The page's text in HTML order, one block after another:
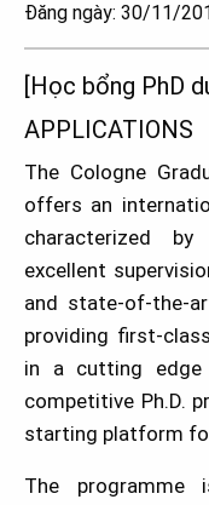
Đăng ngày: 30/11/
[Học bổng PhD
APPLICATIONS
The Cologne
offers an
characterized
excellent
and state-of-the-
providing first-
in a cutting edge
competitive Ph.D.
starting platform
The programme